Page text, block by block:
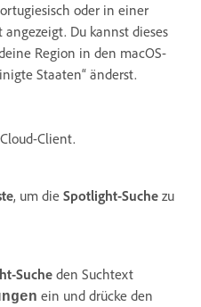
oder in einer
Du kannst dieses
Region in den macOS-
Staaten“ änderst.
Client.
, um die Spotlight-Suche zu
Sucheden Suchtext
ein und drücke den